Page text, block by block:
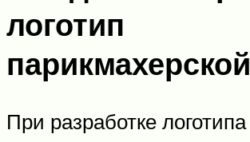
логотип
При разработке